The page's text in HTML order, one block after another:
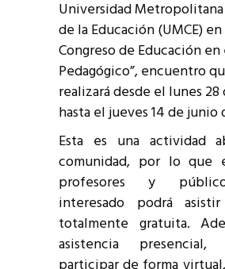
Universidad
de la Educación (UMCE) en
Congreso de Educación en
Pedagógico”, encuentro
realizará desde el lunes 28
hasta el jueves 14 de junio
Esta es una actividad
comunidad, por lo que
profesores y
interesado podrá
totalmente gratuita.
asistencia